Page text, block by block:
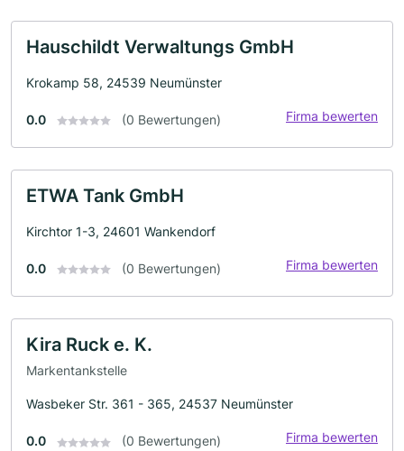
Hauschildt Verwaltungs GmbH
Krokamp 58, 24539 Neumünster
0.0 (0 Bewertungen) Firma bewerten
ETWA Tank GmbH
Kirchtor 1-3, 24601 Wankendorf
0.0 (0 Bewertungen) Firma bewerten
Kira Ruck e. K.
Markentankstelle
Wasbeker Str. 361 - 365, 24537 Neumünster
0.0 (0 Bewertungen) Firma bewerten